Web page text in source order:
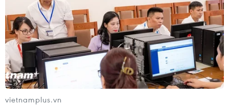
VPBank tăng 4 bậc trong bảng xếp hạng
Fortune Southeast Asia 500
18/06/2025 09:13
vietnamplus.vn